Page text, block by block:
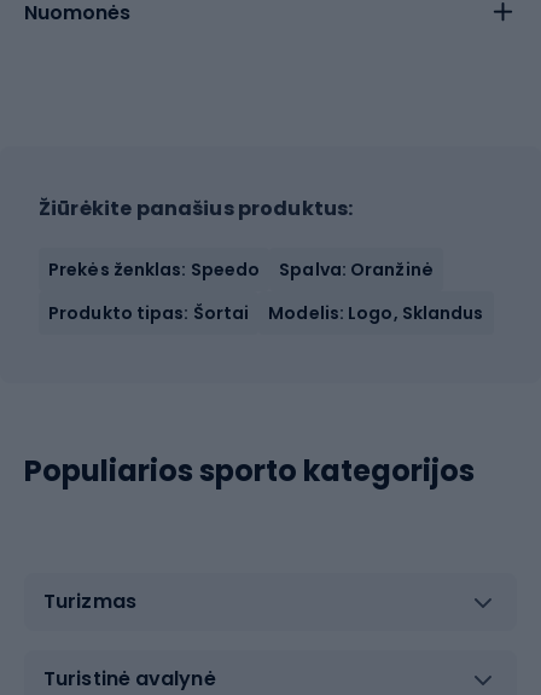
Nuomonės
Žiūrėkite panašius produktus:
Prekės ženklas: Speedo
Spalva: Oranžinė
Produkto tipas: Šortai
Modelis: Logo, Sklandus
Populiarios sporto kategorijos
Turizmas
Turistinė avalynė